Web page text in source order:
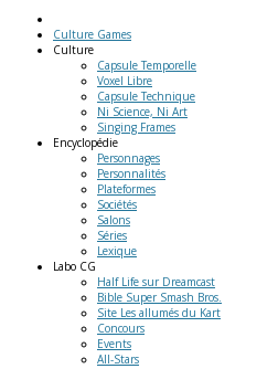
Culture Games
Culture
Capsule Temporelle
Voxel Libre
Capsule Technique
Ni Science, Ni Art
Singing Frames
Encyclopédie
Personnages
Personnalités
Plateformes
Sociétés
Salons
Séries
Lexique
Labo CG
Half Life sur Dreamcast
Bible Super Smash Bros.
Site Les allumés du Kart
Concours
Events
All-Stars